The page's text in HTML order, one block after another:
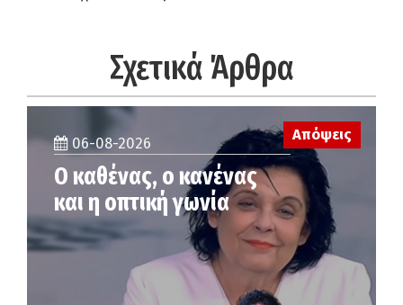
Σχετικά Άρθρα
Απόψεις
06-08-2026
Ο καθένας, ο κανένας
και η οπτική γωνία